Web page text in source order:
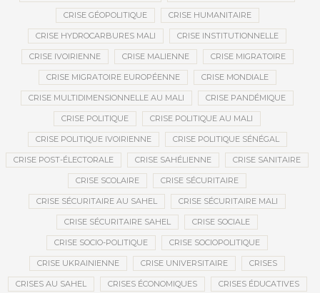
CRISE GÉOPOLITIQUE CRISE HUMANITAIRE
CRISE HYDROCARBURES MALI CRISE INSTITUTIONNELLE
CRISE IVOIRIENNE CRISE MALIENNE CRISE MIGRATOIRE
CRISE MIGRATOIRE EUROPÉENNE CRISE MONDIALE
CRISE MULTIDIMENSIONNELLE AU MALI CRISE PANDÉMIQUE
CRISE POLITIQUE CRISE POLITIQUE AU MALI
CRISE POLITIQUE IVOIRIENNE CRISE POLITIQUE SÉNÉGAL
CRISE POST-ÉLECTORALE CRISE SAHÉLIENNE CRISE SANITAIRE
CRISE SCOLAIRE CRISE SÉCURITAIRE
CRISE SÉCURITAIRE AU SAHEL CRISE SÉCURITAIRE MALI
CRISE SÉCURITAIRE SAHEL CRISE SOCIALE
CRISE SOCIO-POLITIQUE CRISE SOCIOPOLITIQUE
CRISE UKRAINIENNE CRISE UNIVERSITAIRE CRISES
CRISES AU SAHEL CRISES ÉCONOMIQUES CRISES ÉDUCATIVES